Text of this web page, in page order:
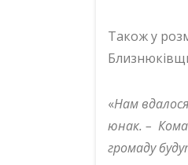
Також у
«Нам
юнак. –
громаду